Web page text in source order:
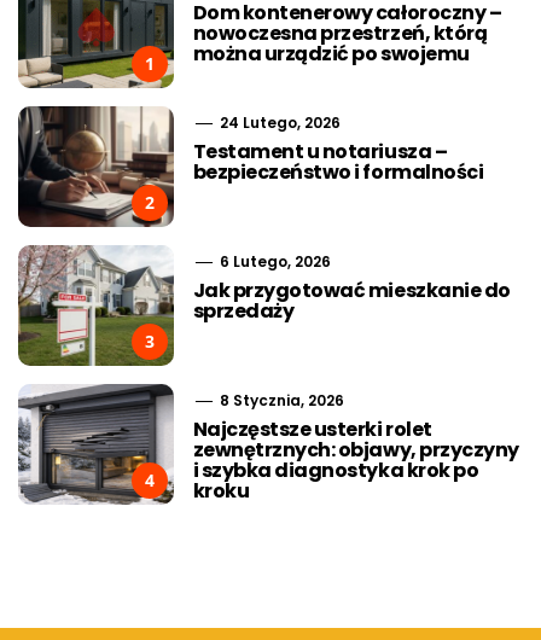
1
Dom kontenerowy całoroczny –
nowoczesna przestrzeń, którą
można urządzić po swojemu
2
24 Lutego, 2026
Testament u notariusza –
bezpieczeństwo i formalności
3
6 Lutego, 2026
Jak przygotować mieszkanie do
sprzedaży
4
8 Stycznia, 2026
Najczęstsze usterki rolet
zewnętrznych: objawy, przyczyny
i szybka diagnostyka krok po
kroku